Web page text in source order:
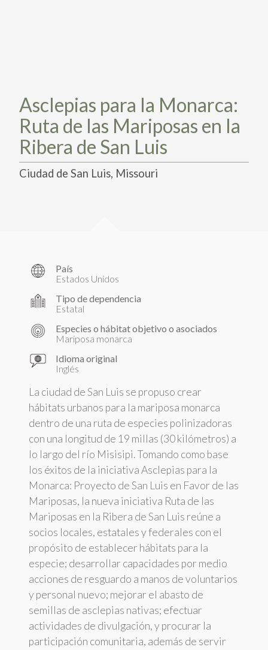
Asclepias para la Monarca:
Ruta de las Mariposas en la
Ribera de San Luis
Ciudad de San Luis, Missouri
País
Estados Unidos
Tipo de dependencia
Estatal
Especies o hábitat objetivo o asociados
Mariposa monarca
Idioma original
Inglés
La ciudad de San Luis se propuso crear
hábitats urbanos para la mariposa monarca
dentro de una ruta de especies polinizadoras
con una longitud de 19 millas (30 kilómetros) a
lo largo del río Misisipi. Tomando como base
los éxitos de la iniciativa Asclepias para la
Monarca: Proyecto de San Luis en Favor de las
Mariposas, la nueva iniciativa Ruta de las
Mariposas en la Ribera de San Luis reúne a
socios locales, estatales y federales con el
propósito de establecer hábitats para la
especie; desarrollar capacidades por medio
acciones de resguardo a manos de voluntarios
y personal nuevo; mejorar el abasto de
semillas de asclepias nativas; efectuar
actividades de divulgación, y procurar la
participación comunitaria, además de servir